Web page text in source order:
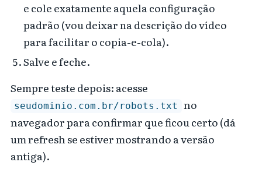
e cole exatamente aquela configuração
padrão (vou deixar na descrição do vídeo
para facilitar o copia-e-cola).
Salve e feche.
Sempre teste depois: acesse
seudominio.com.br/robots.txt
no
navegador para confirmar que ficou certo (dá
um refresh se estiver mostrando a versão
antiga).